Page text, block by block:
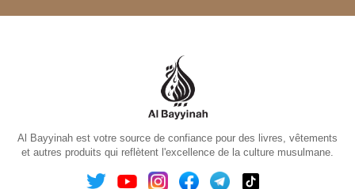
Al Bayyinah est votre source de confiance pour des livres, vêtements
et autres produits qui reflètent l'excellence de la culture musulmane.